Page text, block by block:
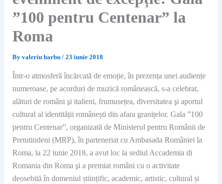
”100 pentru Centenar” la
Roma
By valeriu barbu / 23 iunie 2018
Într-o atmosferă încărcată de emoție, în prezența unei audiențe
numeroase, pe acorduri de muzică românească, s-a celebrat,
alături de români şi italieni, frumusețea, diversitatea şi aportul
cultural al identității românești din afara granițelor. Gala ”100
pentru Centenar”, organizată de Ministerul pentru Românii de
Pretutindeni (MRP), în parteneriat cu Ambasada României la
Roma, la 22 iunie 2018, a avut loc la sediul Accademia di
Romania din Roma şi a premiat români cu o activitate
deosebită în domeniul științific, academic, artistic, cultural și